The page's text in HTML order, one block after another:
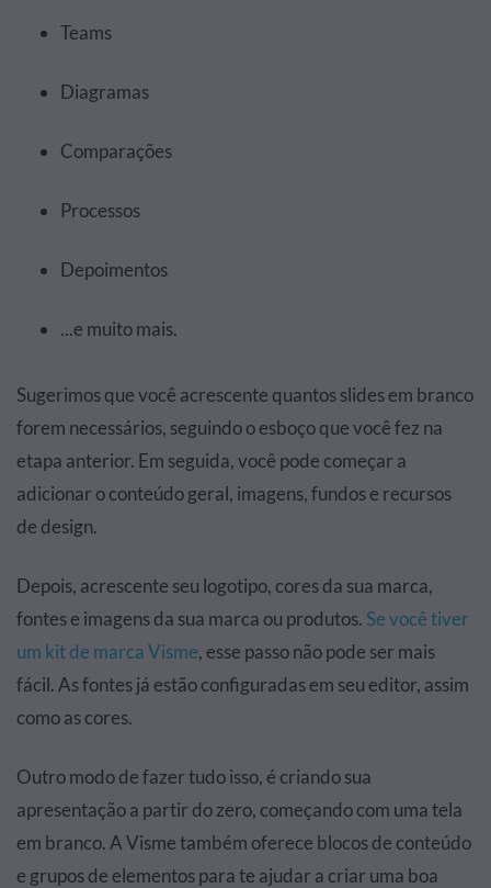
Teams
Diagramas
Comparações
Processos
Depoimentos
...e muito mais.
Sugerimos que você acrescente quantos slides em branco
forem necessários, seguindo o esboço que você fez na
etapa anterior. Em seguida, você pode começar a
adicionar o conteúdo geral, imagens, fundos e recursos
de design.
Depois, acrescente seu logotipo, cores da sua marca,
fontes e imagens da sua marca ou produtos. Se você tiver
um kit de marca Visme, esse passo não pode ser mais
fácil. As fontes já estão configuradas em seu editor, assim
como as cores.
Outro modo de fazer tudo isso, é criando sua
apresentação a partir do zero, começando com uma tela
em branco. A Visme também oferece blocos de conteúdo
e grupos de elementos para te ajudar a criar uma boa